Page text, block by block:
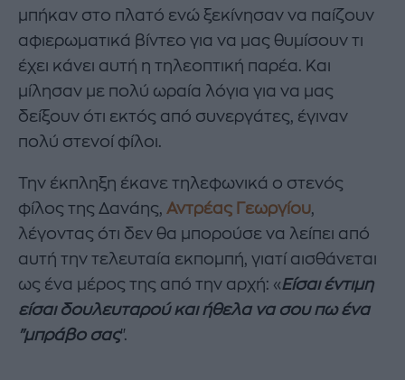
μπήκαν στο πλατό ενώ ξεκίνησαν να παίζουν
αφιερωματικά βίντεο για να μας θυμίσουν τι
έχει κάνει αυτή η τηλεοπτική παρέα. Και
μίλησαν με πολύ ωραία λόγια για να μας
δείξουν ότι εκτός από συνεργάτες, έγιναν
πολύ στενοί φίλοι.
Την έκπληξη έκανε τηλεφωνικά ο στενός
φίλος της Δανάης, Αντρέας Γεωργίου,
λέγοντας ότι δεν θα μπορούσε να λείπει από
αυτή την τελευταία εκπομπή, γιατί αισθάνεται
ως ένα μέρος της από την αρχή: «Είσαι έντιμη
είσαι δουλευταρού και ήθελα να σου πω ένα
"μπράβο σας".